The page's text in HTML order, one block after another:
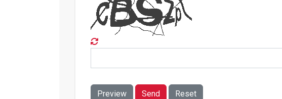
Preview Send Reset